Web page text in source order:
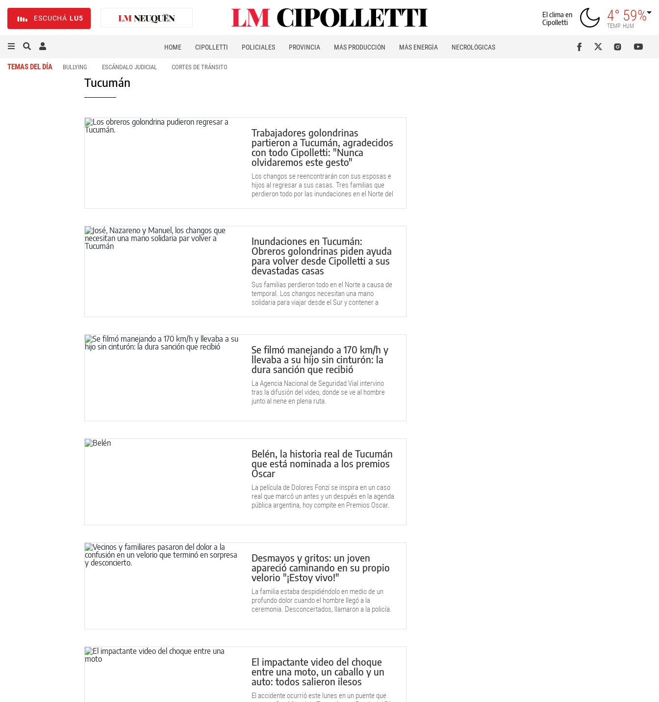
ESCUCHÁ LU5
El clima en
Cipolletti
4°
TEMP
59%
HUM
HOME CIPOLLETTI POLICIALES PROVINCIA MÁS PRODUCCIÓN MÁS ENERGÍA NECROLÓGICAS
TEMAS DEL DÍA BULLYING ESCÁNDALO JUDICIAL CORTES DE TRÁNSITO
Tucumán
Trabajadores golondrinas
partieron a Tucumán, agradecidos
con todo Cipolletti: "Nunca
olvidaremos este gesto"
Los changos se reencontrarán con sus esposas e
hijos al regresar a sus casas. Tres familias que
perdieron todo por las inundaciones en el Norte del
Inundaciones en Tucumán:
Obreros golondrinas piden ayuda
para volver desde Cipolletti a sus
devastadas casas
Sus familias perdieron todo en el Norte a causa de
temporal. Los changos necesitan una mano
solidaria para viajar desde el Sur y contener a
Se filmó manejando a 170 km/h y
llevaba a su hijo sin cinturón: la
dura sanción que recibió
La Agencia Nacional de Seguridad Vial intervino
tras la difusión del video, donde se ve al hombre
junto al nene en plena ruta.
Belén, la historia real de Tucumán
que está nominada a los premios
Oscar
La película de Dolores Fonzi se inspira en un caso
real que marcó un antes y un después en la agenda
pública argentina, hoy compite en Premios Oscar.
Desmayos y gritos: un joven
apareció caminando en su propio
velorio "¡Estoy vivo!"
La familia estaba despidiéndolo en medio de un
profundo dolor cuando el hombre llegó a la
ceremonia. Desconcertados, llamaron a la policía.
El impactante video del choque
entre una moto, un caballo y un
auto: todos salieron ilesos
El accidente ocurrió este lunes en un puente que